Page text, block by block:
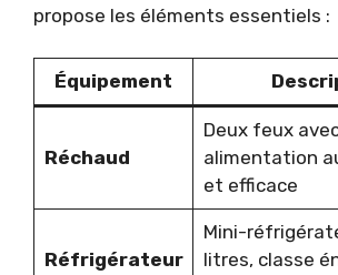
propose les éléments essentiels :
Équipement
Réchaud
Deux feux
alimentation
et efficace
Réfrigérateur
Mini-
litres, classe